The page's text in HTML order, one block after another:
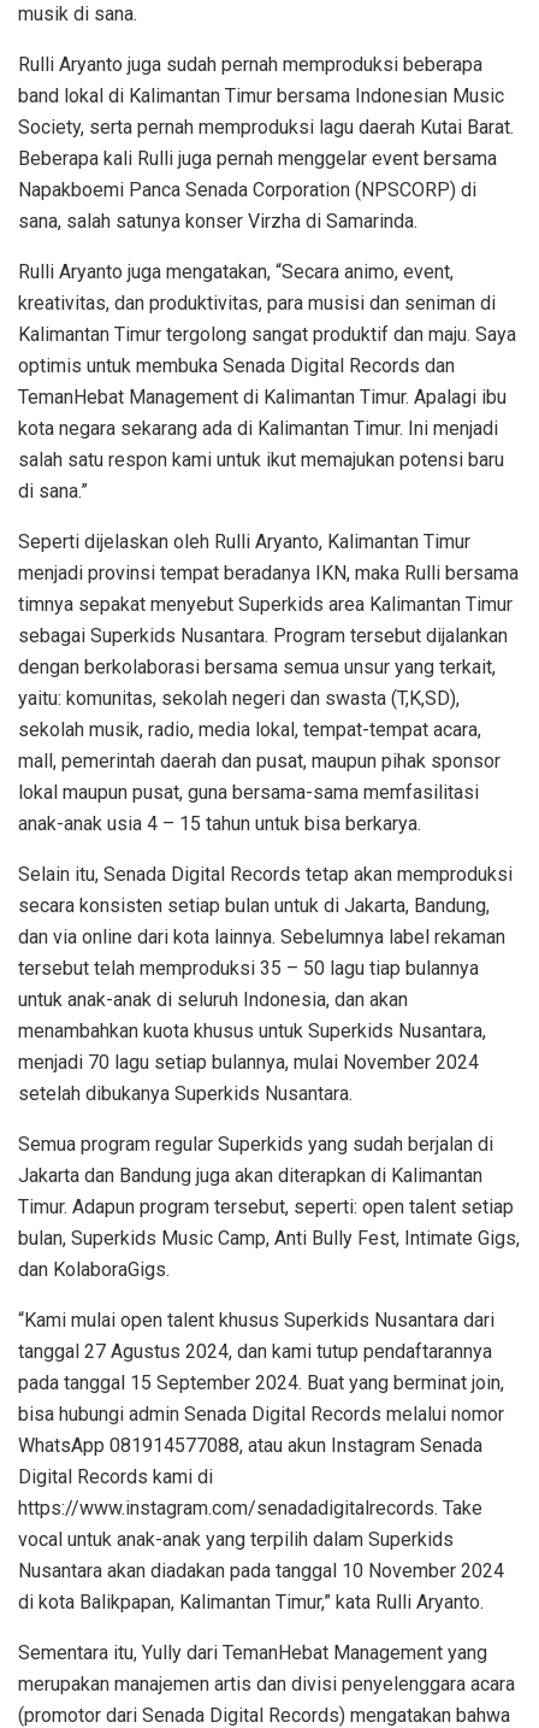
musik di sana.
Rulli Aryanto juga sudah pernah memproduksi beberapa
band lokal di Kalimantan Timur bersama Indonesian Music
Society, serta pernah memproduksi lagu daerah Kutai Barat.
Beberapa kali Rulli juga pernah menggelar event bersama
Napakboemi Panca Senada Corporation (NPSCORP) di
sana, salah satunya konser Virzha di Samarinda.
Rulli Aryanto juga mengatakan, “Secara animo, event,
kreativitas, dan produktivitas, para musisi dan seniman di
Kalimantan Timur tergolong sangat produktif dan maju. Saya
optimis untuk membuka Senada Digital Records dan
TemanHebat Management di Kalimantan Timur. Apalagi ibu
kota negara sekarang ada di Kalimantan Timur. Ini menjadi
salah satu respon kami untuk ikut memajukan potensi baru
di sana.”
Seperti dijelaskan oleh Rulli Aryanto, Kalimantan Timur
menjadi provinsi tempat beradanya IKN, maka Rulli bersama
timnya sepakat menyebut Superkids area Kalimantan Timur
sebagai Superkids Nusantara. Program tersebut dijalankan
dengan berkolaborasi bersama semua unsur yang terkait,
yaitu: komunitas, sekolah negeri dan swasta (T,K,SD),
sekolah musik, radio, media lokal, tempat-tempat acara,
mall, pemerintah daerah dan pusat, maupun pihak sponsor
lokal maupun pusat, guna bersama-sama memfasilitasi
anak-anak usia 4 – 15 tahun untuk bisa berkarya.
Selain itu, Senada Digital Records tetap akan memproduksi
secara konsisten setiap bulan untuk di Jakarta, Bandung,
dan via online dari kota lainnya. Sebelumnya label rekaman
tersebut telah memproduksi 35 – 50 lagu tiap bulannya
untuk anak-anak di seluruh Indonesia, dan akan
menambahkan kuota khusus untuk Superkids Nusantara,
menjadi 70 lagu setiap bulannya, mulai November 2024
setelah dibukanya Superkids Nusantara.
Semua program regular Superkids yang sudah berjalan di
Jakarta dan Bandung juga akan diterapkan di Kalimantan
Timur. Adapun program tersebut, seperti: open talent setiap
bulan, Superkids Music Camp, Anti Bully Fest, Intimate Gigs,
dan KolaboraGigs.
“Kami mulai open talent khusus Superkids Nusantara dari
tanggal 27 Agustus 2024, dan kami tutup pendaftarannya
pada tanggal 15 September 2024. Buat yang berminat join,
bisa hubungi admin Senada Digital Records melalui nomor
WhatsApp 081914577088, atau akun Instagram Senada
Digital Records kami di
https://www.instagram.com/senadadigitalrecords. Take
vocal untuk anak-anak yang terpilih dalam Superkids
Nusantara akan diadakan pada tanggal 10 November 2024
di kota Balikpapan, Kalimantan Timur,” kata Rulli Aryanto.
Sementara itu, Yully dari TemanHebat Management yang
merupakan manajemen artis dan divisi penyelenggara acara
(promotor dari Senada Digital Records) mengatakan bahwa